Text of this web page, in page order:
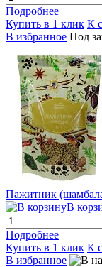
Подробнее
Купить в 1 клик К
В избранное Под
Пажитник
В
Подробнее
Купить в 1 клик К
В избранное